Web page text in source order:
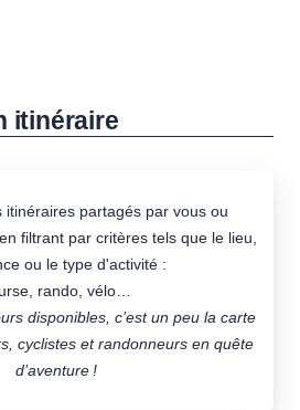
itinéraire
itinéraires partagés par vous ou
filtrant par critères tels que le lieu,
ou le type d'activité :
rando, vélo…
disponibles, c’est un peu la carte
cyclistes et randonneurs en quête
d’aventure !